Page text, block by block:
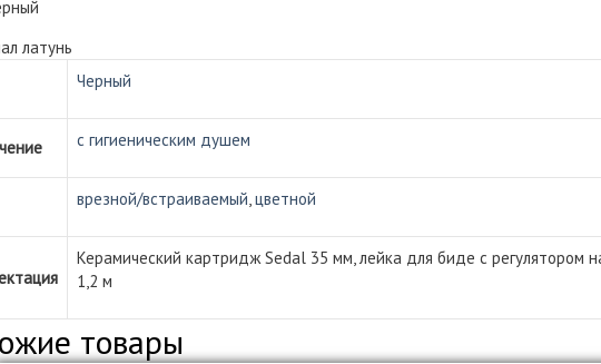
латунь
Черный
с гигиеническим душем
врезной/встраиваемый,цветной
Керамический картридж Sedal 35 мм, лейка для биде с регулятором
1,2 м
товары